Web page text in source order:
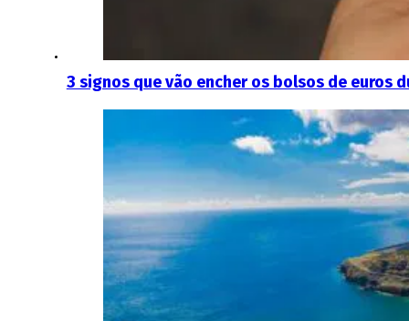
3 signos que vão encher os bolsos de euros